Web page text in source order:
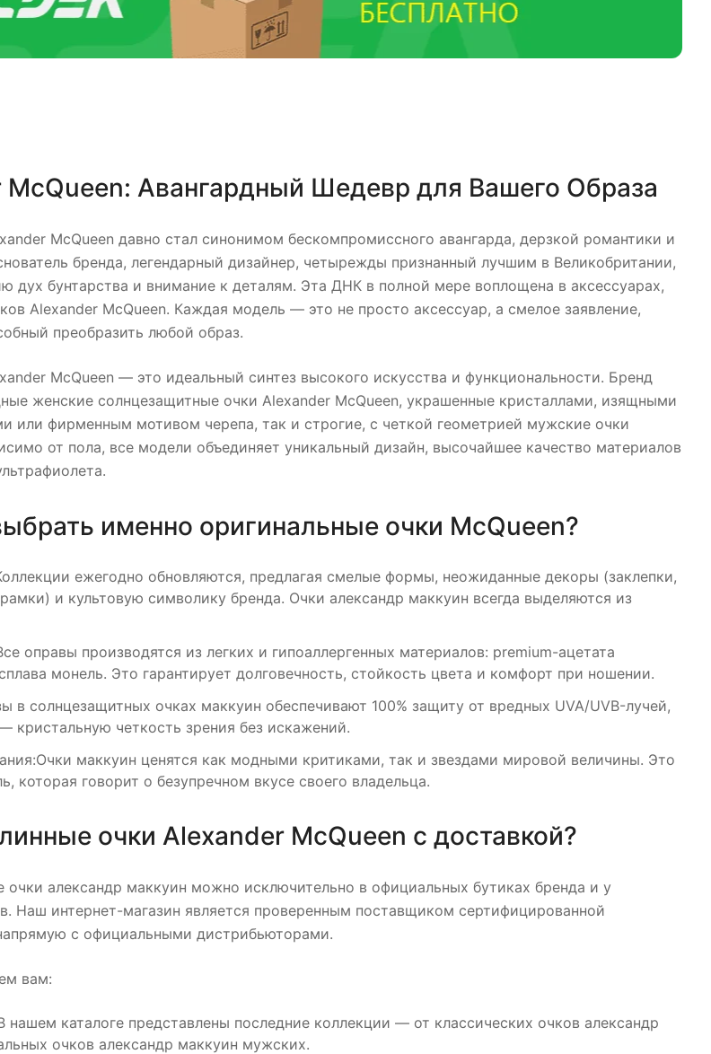
Авангардный Шедевр для Вашего Образа
McQueen давно стал синонимом бескомпромиссного авангарда, дерзкой романтики и
бренда, легендарный дизайнер, четырежды признанный лучшим в Великобритании,
дух бунтарства и внимание к деталям. Эта ДНК в полной мере воплощена в аксессуарах,
Alexander McQueen. Каждая модель — это не просто аксессуар, а смелое заявление,
преобразить любой образ.
McQueen — это идеальный синтез высокого искусства и функциональности. Бренд
женские солнцезащитные очки Alexander McQueen, украшенные кристаллами, изящными
или фирменным мотивом черепа, так и строгие, с четкой геометрией мужские очки
от пола, все модели объединяет уникальный дизайн, высочайшее качество материалов
именно оригинальные очки McQueen?
ежегодно обновляются, предлагая смелые формы, неожиданные декоры (заклепки,
и культовую символику бренда. Очки александр маккуин всегда выделяются из
оправы производятся из легких и гипоаллергенных материалов: premium-ацетата
монель. Это гарантирует долговечность, стойкость цвета и комфорт при ношении.
в солнцезащитных очках маккуин обеспечивают 100% защиту от вредных UVA/UVB-лучей,
кристальную четкость зрения без искажений.
маккуин ценятся как модными критиками, так и звездами мировой величины. Это
которая говорит о безупречном вкусе своего владельца.
очки Alexander McQueen с доставкой?
очки александр маккуин можно исключительно в официальных бутиках бренда и у
Наш интернет-магазин является проверенным поставщиком сертифицированной
с официальными дистрибьюторами.
вам:
каталоге представлены последние коллекции — от классических очков александр
очков александр маккуин мужских.